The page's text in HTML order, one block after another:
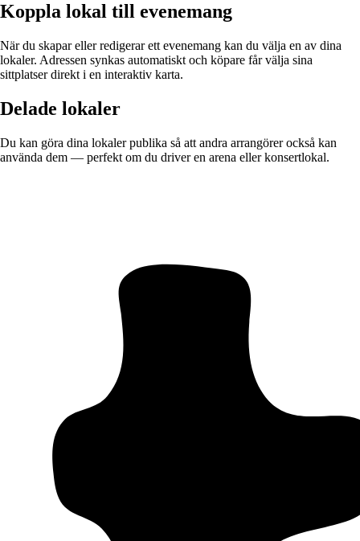
Koppla lokal till evenemang
När du skapar eller redigerar ett evenemang kan du välja en av dina
lokaler. Adressen synkas automatiskt och köpare får välja sina
sittplatser direkt i en interaktiv karta.
Delade lokaler
Du kan göra dina lokaler publika så att andra arrangörer också kan
använda dem — perfekt om du driver en arena eller konsertlokal.